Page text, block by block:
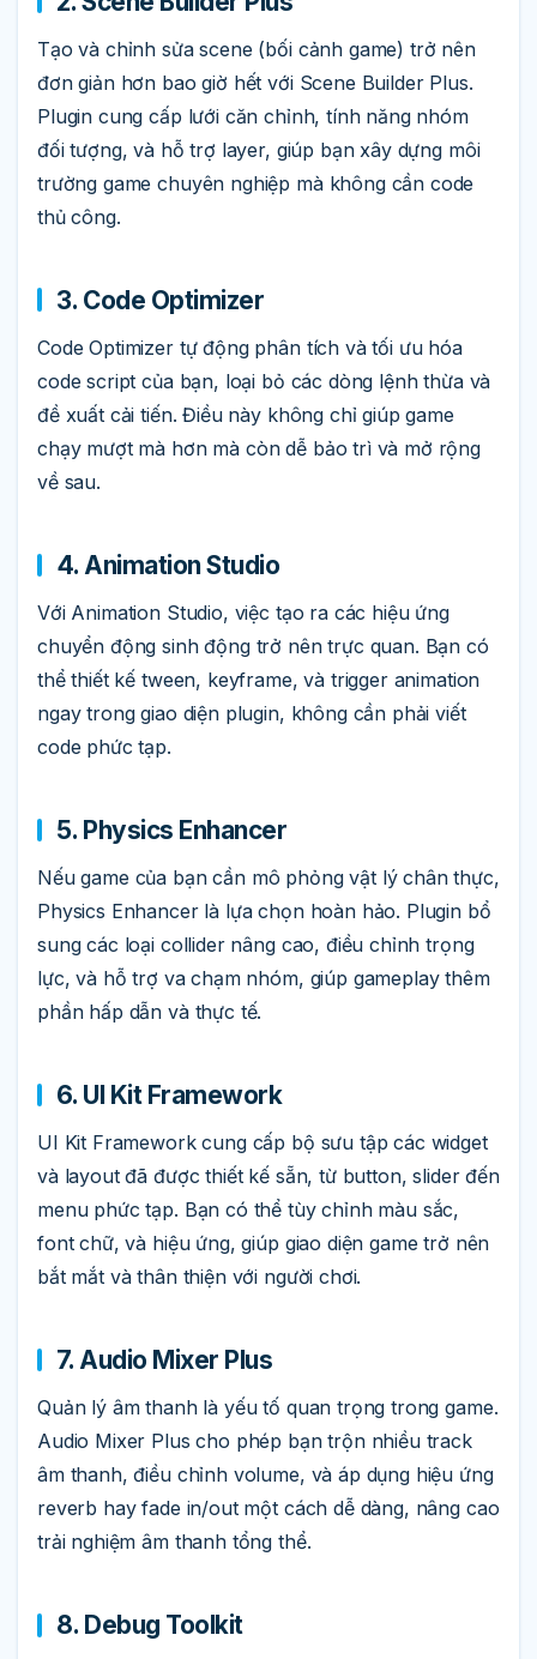
Tạo và chỉnh sửa scene (bối cảnh game) trở nên
đơn giản hơn bao giờ hết với Scene Builder Plus.
Plugin cung cấp lưới căn chỉnh, tính năng nhóm
đối tượng, và hỗ trợ layer, giúp bạn xây dựng môi
trường game chuyên nghiệp mà không cần code
thủ công.
3. Code Optimizer
Code Optimizer tự động phân tích và tối ưu hóa
code script của bạn, loại bỏ các dòng lệnh thừa và
đề xuất cải tiến. Điều này không chỉ giúp game
chạy mượt mà hơn mà còn dễ bảo trì và mở rộng
về sau.
4. Animation Studio
Với Animation Studio, việc tạo ra các hiệu ứng
chuyển động sinh động trở nên trực quan. Bạn có
thể thiết kế tween, keyframe, và trigger animation
ngay trong giao diện plugin, không cần phải viết
code phức tạp.
5. Physics Enhancer
Nếu game của bạn cần mô phỏng vật lý chân thực,
Physics Enhancer là lựa chọn hoàn hảo. Plugin bổ
sung các loại collider nâng cao, điều chỉnh trọng
lực, và hỗ trợ va chạm nhóm, giúp gameplay thêm
phần hấp dẫn và thực tế.
6. UI Kit Framework
UI Kit Framework cung cấp bộ sưu tập các widget
và layout đã được thiết kế sẵn, từ button, slider đến
menu phức tạp. Bạn có thể tùy chỉnh màu sắc,
font chữ, và hiệu ứng, giúp giao diện game trở nên
bắt mắt và thân thiện với người chơi.
7. Audio Mixer Plus
Quản lý âm thanh là yếu tố quan trọng trong game.
Audio Mixer Plus cho phép bạn trộn nhiều track
âm thanh, điều chỉnh volume, và áp dụng hiệu ứng
reverb hay fade in/out một cách dễ dàng, nâng cao
trải nghiệm âm thanh tổng thể.
8. Debug Toolkit